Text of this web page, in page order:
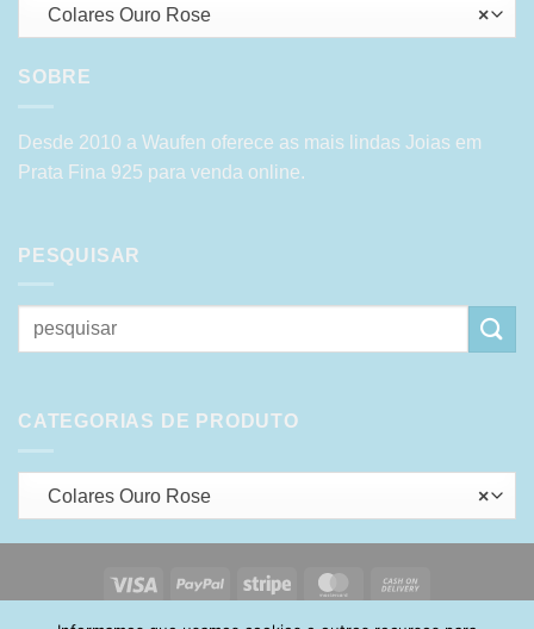
×
Colares Ouro Rose
SOBRE
Desde 2010 a Waufen oferece as mais lindas Joias em
Prata Fina 925 para venda online.
PESQUISAR
Pesquisar
por:
CATEGORIAS DE PRODUTO
×
Colares Ouro Rose
Visa PayPal Stripe MasterCard